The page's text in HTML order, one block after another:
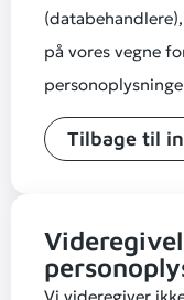
på vores vegne
Tilbage til